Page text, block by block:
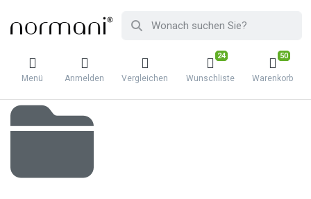
Menü Anmelden Vergleichen
24
Wunschliste
50
Warenkorb